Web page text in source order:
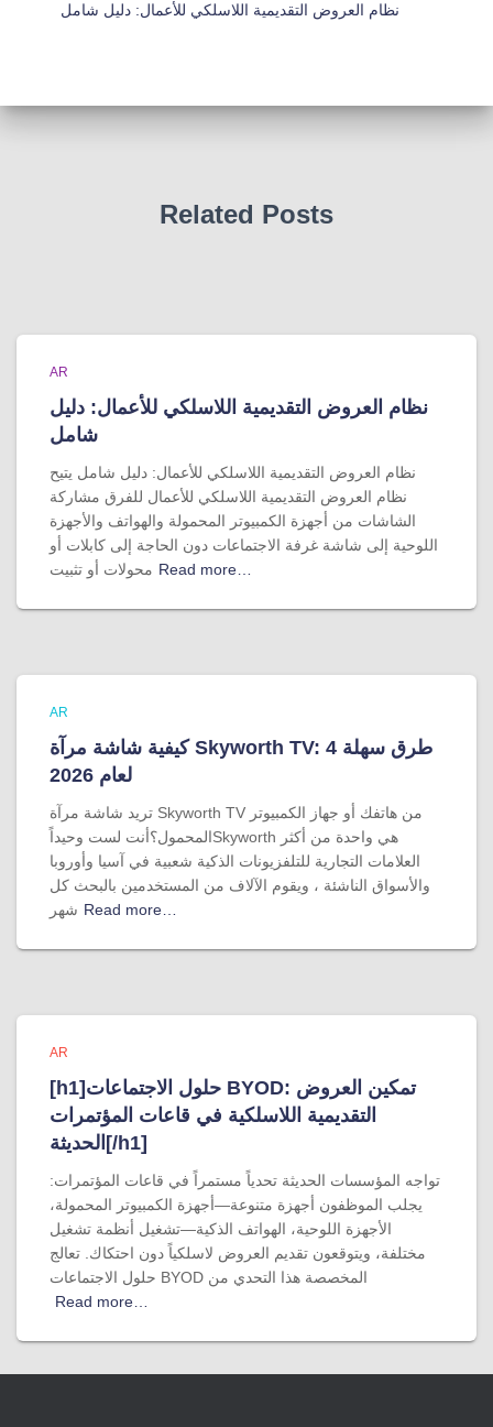
نظام العروض التقديمية اللاسلكي للأعمال: دليل شامل
Related Posts
AR
نظام العروض التقديمية اللاسلكي للأعمال: دليل
شامل
نظام العروض التقديمية اللاسلكي للأعمال: دليل شامل يتيح
نظام العروض التقديمية اللاسلكي للأعمال للفرق مشاركة
الشاشات من أجهزة الكمبيوتر المحمولة والهواتف والأجهزة
اللوحية إلى شاشة غرفة الاجتماعات دون الحاجة إلى كابلات أو
محولات أو تثبيت Read more…
AR
كيفية شاشة مرآة Skyworth TV: 4 طرق سهلة
لعام 2026
تريد شاشة مرآة Skyworth TV من هاتفك أو جهاز الكمبيوتر
المحمول؟أنت لست وحيداًSkyworth هي واحدة من أكثر
العلامات التجارية للتلفزيونات الذكية شعبية في آسيا وأوروبا
والأسواق الناشئة ، ويقوم الآلاف من المستخدمين بالبحث كل
شهر Read more…
AR
[h1]حلول الاجتماعات BYOD: تمكين العروض
التقديمية اللاسلكية في قاعات المؤتمرات
الحديثة[/h1]
تواجه المؤسسات الحديثة تحدياً مستمراً في قاعات المؤتمرات:
يجلب الموظفون أجهزة متنوعة—أجهزة الكمبيوتر المحمولة،
الأجهزة اللوحية، الهواتف الذكية—تشغيل أنظمة تشغيل
مختلفة، ويتوقعون تقديم العروض لاسلكياً دون احتكاك. تعالج
حلول الاجتماعات BYOD المخصصة هذا التحدي من
Read more…